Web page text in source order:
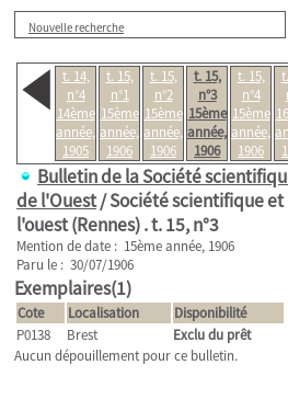
Nouvelle recherche
t. 14,
n°4
14ème
année,
1905
t. 15,
n°1
15ème
année,
1906
t. 15,
n°2
15ème
année,
1906
t. 15,
n°3
15ème
année,
1906
t. 15,
n°4
15ème
année,
1906
Bulletin de la Société
de l'Ouest/ Société scientifique et
l'ouest (Rennes) .t. 15, n°3
Mention de date : 15ème année, 1906
Paru le : 30/07/1906
Exemplaires(1)
Cote Localisation
Disponibilité
P0138
Brest
Exclu du prêt
Aucun dépouillement pour ce bulletin.